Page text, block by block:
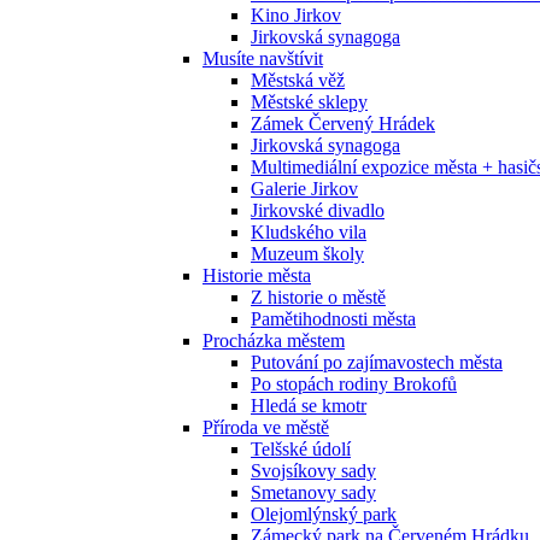
Kino Jirkov
Jirkovská synagoga
Musíte navštívit
Městská věž
Městské sklepy
Zámek Červený Hrádek
Jirkovská synagoga
Multimediální expozice města +
Galerie Jirkov
Jirkovské divadlo
Kludského vila
Muzeum školy
Historie města
Z historie o městě
Pamětihodnosti města
Procházka městem
Putování po zajímavostech města
Po stopách rodiny Brokofů
Hledá se kmotr
Příroda ve městě
Telšské údolí
Svojsíkovy sady
Smetanovy sady
Olejomlýnský park
Zámecký park na Červeném Hrádku